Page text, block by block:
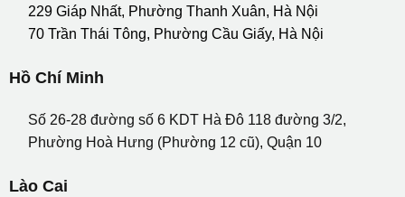
229 Giáp Nhất, Phường Thanh Xuân, Hà Nội
70 Trần Thái Tông, Phường Cầu Giấy, Hà Nội
Hồ Chí Minh
Số 26-28 đường số 6 KDT Hà Đô 118 đường 3/2,
Phường Hoà Hưng (Phường 12 cũ), Quận 10
Lào Cai